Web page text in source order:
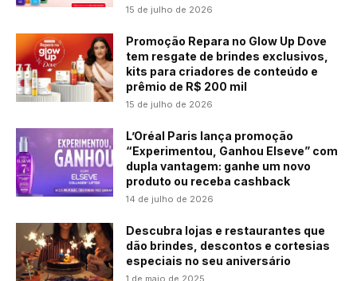
15 de julho de 2026
Promoção Repara no Glow Up Dove
tem resgate de brindes exclusivos,
kits para criadores de conteúdo e
prêmio de R$ 200 mil
15 de julho de 2026
L’Oréal Paris lança promoção
“Experimentou, Ganhou Elseve” com
dupla vantagem: ganhe um novo
produto ou receba cashback
14 de julho de 2026
Descubra lojas e restaurantes que
dão brindes, descontos e cortesias
especiais no seu aniversário
1 de maio de 2025